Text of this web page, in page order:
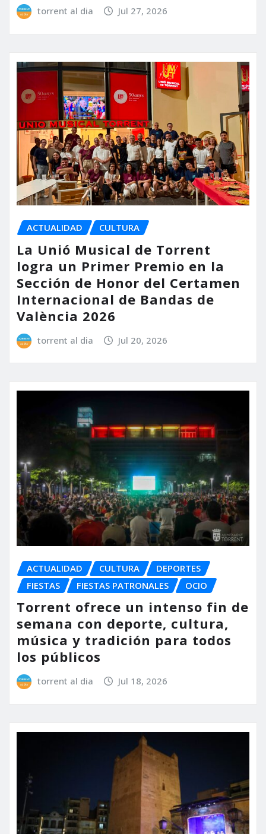
torrent al dia Jul 27, 2026
ACTUALIDAD CULTURA
La Unió Musical de Torrent
logra un Primer Premio en la
Sección de Honor del Certamen
Internacional de Bandas de
València 2026
torrent al dia Jul 20, 2026
ACTUALIDAD CULTURA
DEPORTES
FIESTAS
FIESTAS PATRONALES OCIO
Torrent ofrece un intenso fin de
semana con deporte, cultura,
música y tradición para todos
los públicos
torrent al dia Jul 18, 2026